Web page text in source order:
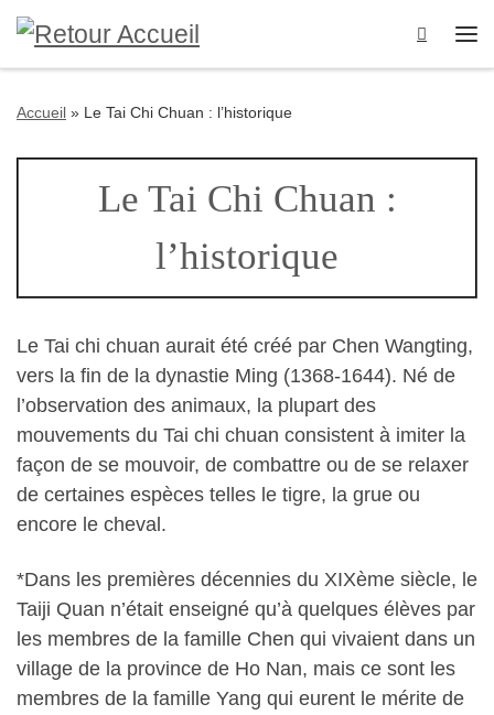
Passer au contenu
Search
Accueil » Le Tai Chi Chuan : l’historique
Le Tai Chi Chuan :
l’historique
Le Tai chi chuan aurait été créé par Chen Wangting,
vers la fin de la dynastie Ming (1368-1644). Né de
l’observation des animaux, la plupart des
mouvements du Tai chi chuan consistent à imiter la
façon de se mouvoir, de combattre ou de se relaxer
de certaines espèces telles le tigre, la grue ou
encore le cheval.
*Dans les premières décennies du XIXème siècle, le
Taiji Quan n’était enseigné qu’à quelques élèves par
les membres de la famille Chen qui vivaient dans un
village de la province de Ho Nan, mais ce sont les
membres de la famille Yang qui eurent le mérite de